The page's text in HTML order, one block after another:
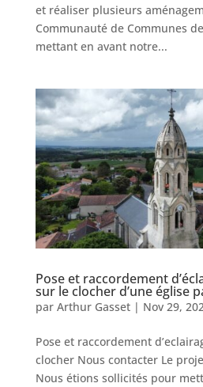
et réaliser plusieurs
Communauté de Communes
mettant en avant notre...
Pose et raccordement
sur le clocher d’une église
par Arthur Gasset| Nov 29,
Pose et raccordement
clocher Nous contacter Le
Nous étions sollicités pour